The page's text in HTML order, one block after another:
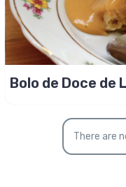
Bolo de Doce de
There are